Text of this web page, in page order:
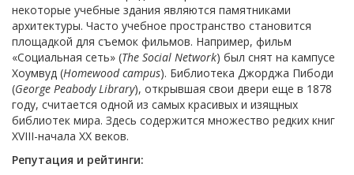
некоторые учебные здания являются памятниками
архитектуры. Часто учебное пространство становится
площадкой для съемок фильмов. Например, фильм
«Социальная сеть» (The Social Network) был снят на кампусе
Хоумвуд (Homewood campus). Библиотека Джорджа Пибоди
(George Peabody Library), открывшая свои двери еще в 1878
году, считается одной из самых красивых и изящных
библиотек мира. Здесь содержится множество редких книг
XVIII-начала XX веков.
Репутация и рейтинги: